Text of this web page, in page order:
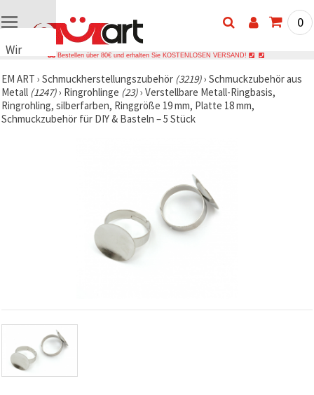
Wir
Cookies
🍪 Wir
verwenden
Cookies
Datenverkehr
zu
analysieren
sowie
relevantere
Inhalte und
Werbung
0
Bestellen über 80€ und erhalten Sie KOSTENLOSEN VERSAND!
EM ART › Schmuckherstellungszubehör (3219)› Schmuckzubehör aus
Metall (1247)› Ringrohlinge (23)› Verstellbare Metall-Ringbasis,
Ringrohling, silberfarben, Ringgröße 19 mm, Platte 18 mm,
Schmuckzubehör für DIY & Basteln – 5 Stück